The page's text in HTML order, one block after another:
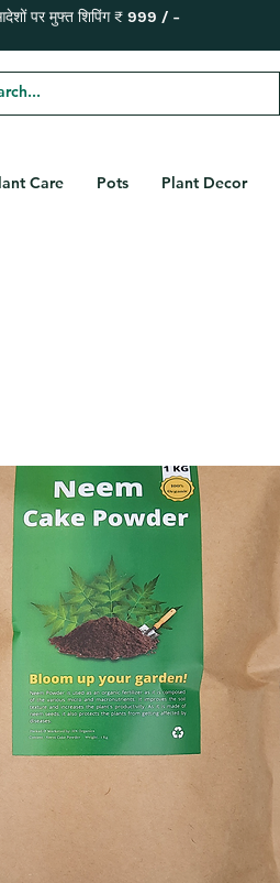
पर मुफ्त शिपिंग ₹ 999 / -
Care Pots Plant Decor